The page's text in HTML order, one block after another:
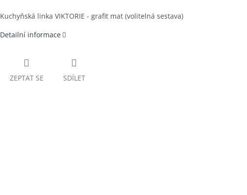
Kuchyňská linka VIKTORIE - grafit mat (volitelná sestava)
Detailní informace
ZEPTAT SE SDÍLET